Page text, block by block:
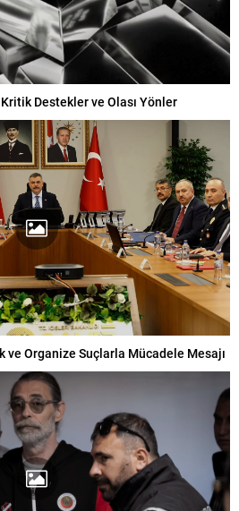
Destekler ve Olası Yönler
ve Organize Suçlarla Mücadele Mesajı